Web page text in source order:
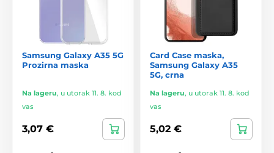
Samsung Galaxy A35 5G
Prozirna maska
Na lageru, u utorak 11. 8. kod
vas
3,07 €
Card Case maska,
Samsung Galaxy A35
5G, crna
Na lageru, u utorak 11. 8. kod
vas
5,02 €